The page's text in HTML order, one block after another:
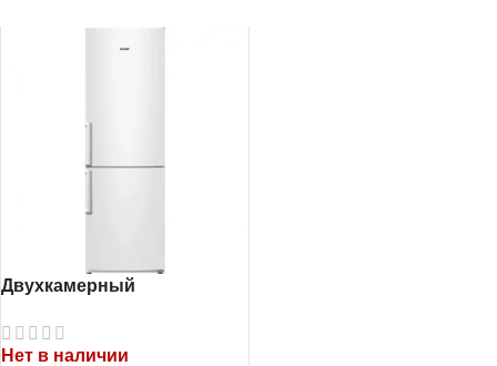
Двухкамерный
ХМ-4421-000-N
Нет в наличии